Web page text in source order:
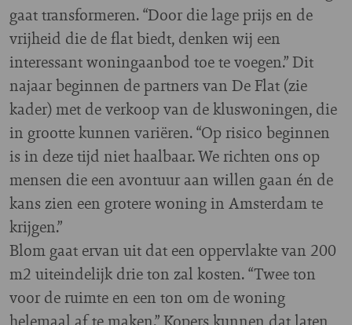
gaat transformeren. “Door die lage prijs en de
vrijheid die de flat biedt, denken wij een
interessant woningaanbod toe te voegen.” Dit
najaar beginnen de partners van De Flat (zie
kader) met de verkoop van de kluswoningen, die
in grootte kunnen variëren. “Op risico beginnen
is in deze tijd niet haalbaar. We richten ons op
mensen die een avontuur aan willen gaan én de
kans zien een grotere woning in Amsterdam te
krijgen.”
Blom gaat ervan uit dat een oppervlakte van 200
m2 uiteindelijk drie ton zal kosten. “Twee ton
voor de ruimte en een ton om de woning